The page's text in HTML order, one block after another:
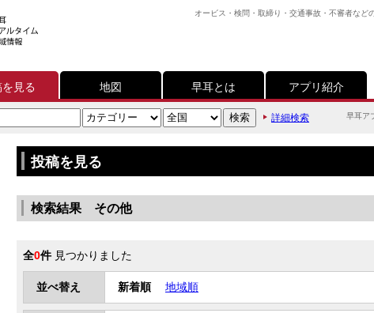
オービス・検問・取締り・交通事故・不審者など
見る 地図 早耳とは アプリ紹介
早耳ア
詳細検索
投稿を見る
検索結果 その他
全0件 見つかりました
並べ替え 新着順 地域順